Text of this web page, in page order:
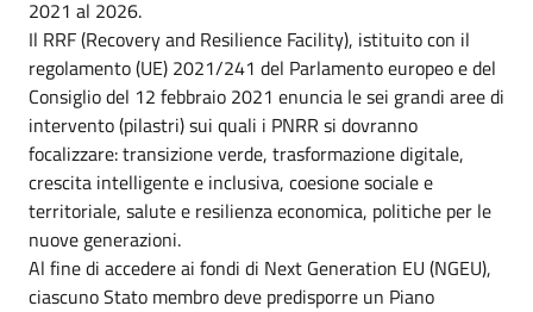
2021 al 2026.
Il RRF (Recovery and Resilience Facility), istituito con il
regolamento (UE) 2021/241 del Parlamento europeo e del
Consiglio del 12 febbraio 2021 enuncia le sei grandi aree di
intervento (pilastri) sui quali i PNRR si dovranno
focalizzare: transizione verde, trasformazione digitale,
crescita intelligente e inclusiva, coesione sociale e
territoriale, salute e resilienza economica, politiche per le
nuove generazioni.
Al fine di accedere ai fondi di Next Generation EU (NGEU),
ciascuno Stato membro deve predisporre un Piano